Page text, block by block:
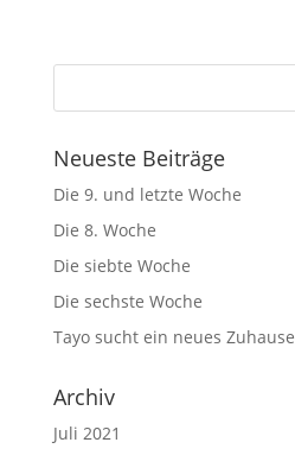
Neueste Beiträge
Die 9. und letzte Woche
Die 8. Woche
Die siebte Woche
Die sechste Woche
Tayo sucht ein neues Zuhause
Archiv
Juli 2021